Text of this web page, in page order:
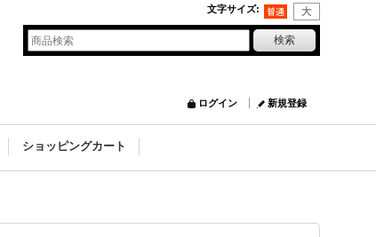
文字サイズ:
ログイン 新規登録
ショッピングカート